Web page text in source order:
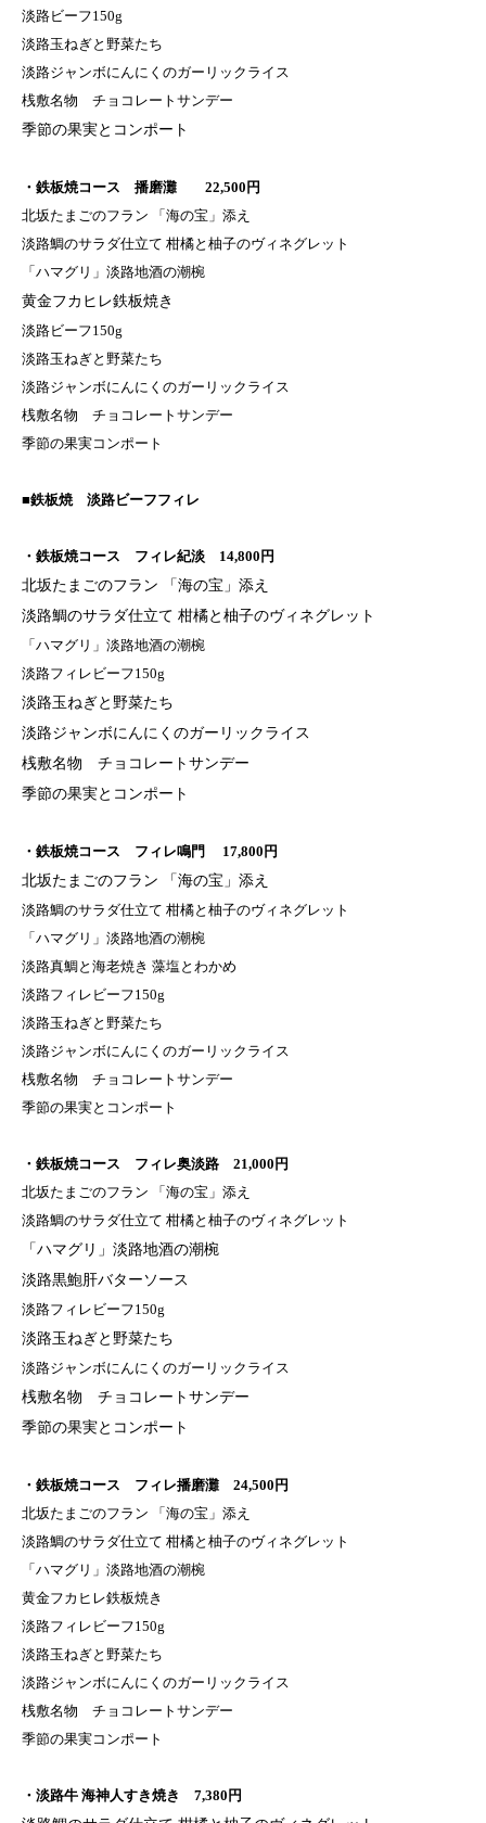
淡路ビーフ150g
淡路玉ねぎと野菜たち
淡路ジャンボにんにくのガーリックライス
桟敷名物 チョコレートサンデー
季節の果実とコンポート
・鉄板焼コース 播磨灘 22,500円
北坂たまごのフラン 「海の宝」添え
淡路鯛のサラダ仕立て 柑橘と柚子のヴィネグレット
「ハマグリ」淡路地酒の潮椀
黄金フカヒレ鉄板焼き
淡路ビーフ150g
淡路玉ねぎと野菜たち
淡路ジャンボにんにくのガーリックライス
桟敷名物 チョコレートサンデー
季節の果実コンポート
■鉄板焼 淡路ビーフフィレ
・鉄板焼コース フィレ紀淡 14,800円
北坂たまごのフラン 「海の宝」添え
淡路鯛のサラダ仕立て 柑橘と柚子のヴィネグレット
「ハマグリ」淡路地酒の潮椀
淡路フィレビーフ150g
淡路玉ねぎと野菜たち
淡路ジャンボにんにくのガーリックライス
桟敷名物 チョコレートサンデー
季節の果実とコンポート
・鉄板焼コース フィレ鳴門 17,800円
北坂たまごのフラン 「海の宝」添え
淡路鯛のサラダ仕立て 柑橘と柚子のヴィネグレット
「ハマグリ」淡路地酒の潮椀
淡路真鯛と海老焼き 藻塩とわかめ
淡路フィレビーフ150g
淡路玉ねぎと野菜たち
淡路ジャンボにんにくのガーリックライス
桟敷名物 チョコレートサンデー
季節の果実とコンポート
・鉄板焼コース フィレ奥淡路 21,000円
北坂たまごのフラン 「海の宝」添え
淡路鯛のサラダ仕立て 柑橘と柚子のヴィネグレット
「ハマグリ」淡路地酒の潮椀
淡路黒鮑肝バターソース
淡路フィレビーフ150g
淡路玉ねぎと野菜たち
淡路ジャンボにんにくのガーリックライス
桟敷名物 チョコレートサンデー
季節の果実とコンポート
・鉄板焼コース フィレ播磨灘 24,500円
北坂たまごのフラン 「海の宝」添え
淡路鯛のサラダ仕立て 柑橘と柚子のヴィネグレット
「ハマグリ」淡路地酒の潮椀
黄金フカヒレ鉄板焼き
淡路フィレビーフ150g
淡路玉ねぎと野菜たち
淡路ジャンボにんにくのガーリックライス
桟敷名物 チョコレートサンデー
季節の果実コンポート
・淡路牛 海神人すき焼き 7,380円